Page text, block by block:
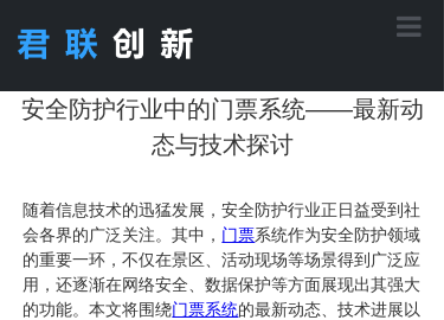
首页
应用方案
安全防护行业中的门票系统——最新动
态与技术探讨
随着信息技术的迅猛发展，安全防护行业正日益受到社
会各界的广泛关注。其中， 门票系统作为安全防护领域
的重要一环，不仅在景区、活动现场等场景得到广泛应
用，还逐渐在网络安全、数据保护等方面展现出其强大
的功能。本文将围绕门票系统的最新动态、技术进展以